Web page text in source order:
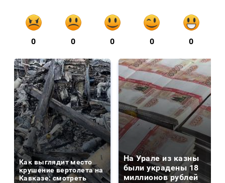
0 0 0 0 0
Как выглядит место
крушение вертолета на
Кавказе: смотреть
На Урале из казны
были украдены 18
миллионов рублей